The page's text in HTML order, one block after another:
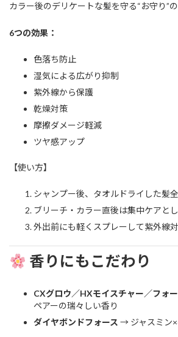
カラー後のデリケートな髪を守る“お守り”の
6つの効果：
色落ち防止
湿気による広がり抑制
紫外線から保護
乾燥対策
摩擦ダメージ軽減
ツヤ感アップ
【使い方】
シャンプー後、タオルドライした髪
ブリーチ・カラー直後は集中ケアと
外出前にも軽くスプレーして紫外線
香りにもこだわり
CXグロウ／HXモイスチャー／フォ
ペアーの瑞々しい香り
ダイヤボンドフォース → ジャスミン×